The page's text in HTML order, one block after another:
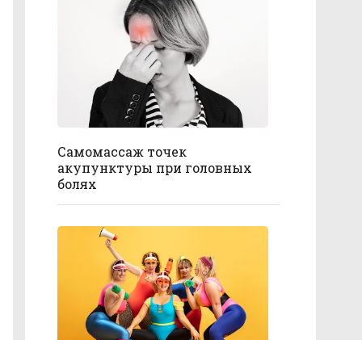
Самомассаж точек
акупунктуры при головных
болях